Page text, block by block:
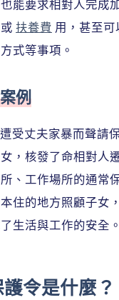
能要求相對人完成
扶養費 用，甚至
式等事項。
例
受丈夫家暴而聲請
，核發了命相對人
、工作場所的通常
住的地方照顧子女
生活與工作的安全。
令是什麼？